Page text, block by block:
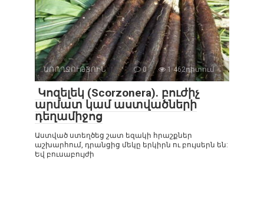
ԱՌՈՂՋՈՒԹՅՈԻՆ 0 1 462դիտում
Կոզելեկ (Scorzonera). բուժիչ
արմատ կամ աստվածների
դեղամիջոց
Աստված ստեղծեց շատ եզակի հրաշքներ
աշխարհում, դրանցից մեկը երկիրն ու բույսերն են:
Եվ բուսաբույժի